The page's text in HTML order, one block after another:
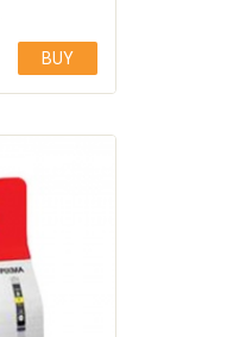
BUY